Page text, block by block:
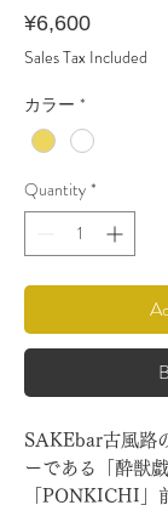
¥6,600Price
Sales Tax Included
カラー *
Quantity *
SAKEbar古風路
ーである「酔獣
「PONKICHI」